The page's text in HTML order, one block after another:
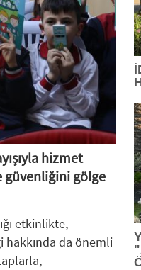
Simavi Ödülleri'ne
ve profesyonel etkileşim
AS9100 ONAYI
Lovegrove, FDI
dönemi
yüzde 16,1 büyüterek
Ultra'nın Ana
hizmet
gölge
etkinlikte,
hakkında da önemli